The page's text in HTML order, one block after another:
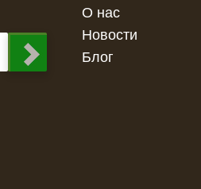
О нас
Новости
Блог